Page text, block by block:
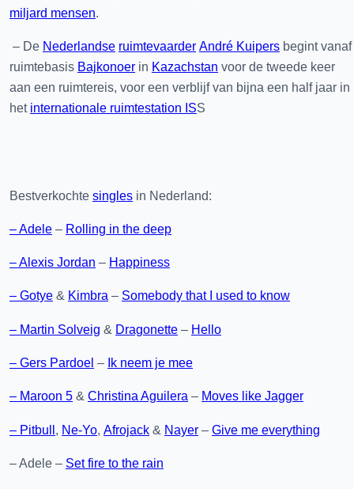
miljard mensen.
– De Nederlandse ruimtevaarder André Kuipers begint vanaf
ruimtebasis Bajkonoer in Kazachstan voor de tweede keer
aan een ruimtereis, voor een verblijf van bijna een half jaar in
het internationale ruimtestation ISS
Bestverkochte singles in Nederland:
– Adele – Rolling in the deep
– Alexis Jordan – Happiness
– Gotye & Kimbra – Somebody that I used to know
– Martin Solveig & Dragonette – Hello
– Gers Pardoel – Ik neem je mee
– Maroon 5 & Christina Aguilera – Moves like Jagger
– Pitbull , Ne-Yo, Afrojack & Nayer – Give me everything
– Adele – Set fire to the rain